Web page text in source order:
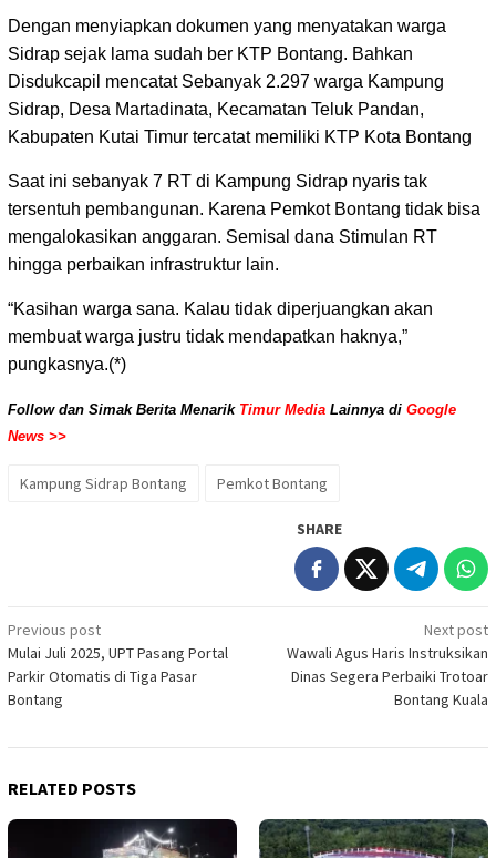
Dengan menyiapkan dokumen yang menyatakan warga
Sidrap sejak lama sudah ber KTP Bontang. Bahkan
Disdukcapil mencatat Sebanyak 2.297 warga Kampung
Sidrap, Desa Martadinata, Kecamatan Teluk Pandan,
Kabupaten Kutai Timur tercatat memiliki KTP Kota Bontang
Saat ini sebanyak 7 RT di Kampung Sidrap nyaris tak
tersentuh pembangunan. Karena Pemkot Bontang tidak bisa
mengalokasikan anggaran. Semisal dana Stimulan RT
hingga perbaikan infrastruktur lain.
“Kasihan warga sana. Kalau tidak diperjuangkan akan
membuat warga justru tidak mendapatkan haknya,”
pungkasnya.(*)
Follow dan Simak Berita Menarik Timur Media Lainnya di Google
News >>
Kampung Sidrap Bontang Pemkot Bontang
SHARE
Post
navigation
Previous post
Mulai Juli 2025, UPT Pasang Portal
Parkir Otomatis di Tiga Pasar
Bontang
Next post
Wawali Agus Haris Instruksikan
Dinas Segera Perbaiki Trotoar
Bontang Kuala
RELATED POSTS